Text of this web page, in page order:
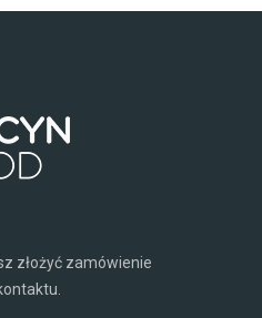
złożyć zamówienie